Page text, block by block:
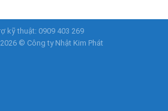
kỹ thuật: 0909 403 269
© Công ty Nhật Kim Phát